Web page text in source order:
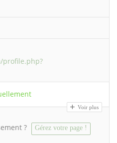
profile.php?
Voir plus
? Gérez votre page !